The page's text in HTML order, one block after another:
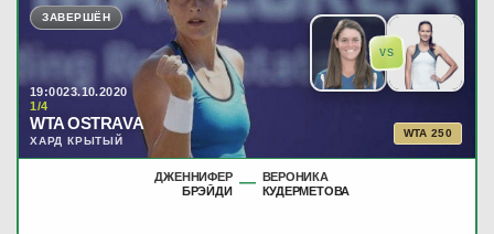
VS
ЗАВЕРШЁН
19:0023.10.2020
1/4
WTA OSTRAVA
ХАРД КРЫТЫЙ
WTA 250
ДЖЕННИФЕР
БРЭЙДИ — ВЕРОНИКА
КУДЕРМЕТОВА